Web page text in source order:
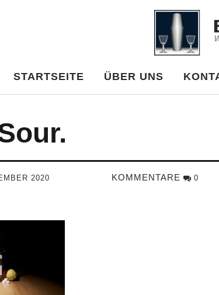
STARTSEITE ÜBER UNS
2020 KOMMENTARE 0